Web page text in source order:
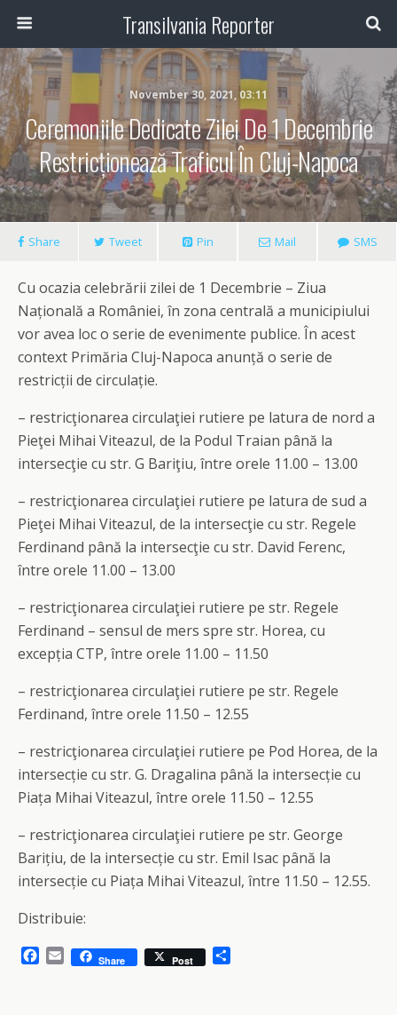
Transilvania Reporter
November 30, 2021, 03:11
Ceremoniile Dedicate Zilei De 1 Decembrie
Restricționează Traficul În Cluj-Napoca
Share Tweet Pin Mail SMS
Cu ocazia celebrării zilei de 1 Decembrie – Ziua
Națională a României, în zona centrală a municipiului
vor avea loc o serie de evenimente publice. În acest
context Primăria Cluj-Napoca anunță o serie de
restricții de circulație.
– restricţionarea circulaţiei rutiere pe latura de nord a
Pieţei Mihai Viteazul, de la Podul Traian până la
intersecţie cu str. G Bariţiu, între orele 11.00 – 13.00
– restricţionarea circulaţiei rutiere pe latura de sud a
Pieţei Mihai Viteazul, de la intersecţie cu str. Regele
Ferdinand până la intersecţie cu str. David Ferenc,
între orele 11.00 – 13.00
– restricţionarea circulaţiei rutiere pe str. Regele
Ferdinand – sensul de mers spre str. Horea, cu
excepția CTP, între orele 11.00 – 11.50
– restricţionarea circulaţiei rutiere pe str. Regele
Ferdinand, între orele 11.50 – 12.55
– restricţionarea circulaţiei rutiere pe Pod Horea, de la
intersecție cu str. G. Dragalina până la intersecție cu
Piața Mihai Viteazul, între orele 11.50 – 12.55
– restricţionarea circulaţiei rutiere pe str. George
Barițiu, de la intersecție cu str. Emil Isac până la
intersecție cu Piața Mihai Viteazul, între 11.50 – 12.55.
Distribuie:
E
Share Post